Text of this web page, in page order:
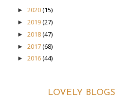
► 2020(15)
► 2019(27)
► 2018(47)
► 2017(68)
► 2016(44)
LOVELY BLOGS